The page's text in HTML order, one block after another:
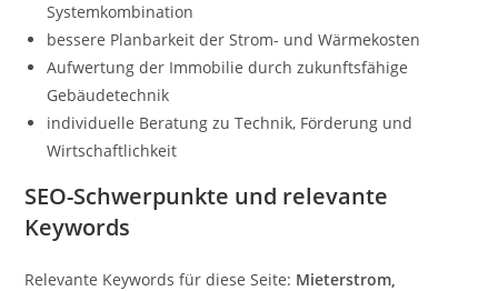
Systemkombination
bessere Planbarkeit der Strom- und Wärmekosten
Aufwertung der Immobilie durch zukunftsfähige
Gebäudetechnik
individuelle Beratung zu Technik, Förderung und
Wirtschaftlichkeit
SEO-Schwerpunkte und relevante
Keywords
Relevante Keywords für diese Seite: Mieterstrom,